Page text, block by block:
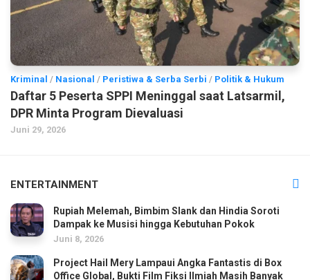
Kriminal / Nasional / Peristiwa & Serba Serbi / Politik & Hukum
Daftar 5 Peserta SPPI Meninggal saat Latsarmil,
DPR Minta Program Dievaluasi
Juni 29, 2026
ENTERTAINMENT
Rupiah Melemah, Bimbim Slank dan Hindia Soroti
Dampak ke Musisi hingga Kebutuhan Pokok
Juni 8, 2026
Project Hail Mery Lampaui Angka Fantastis di Box
Office Global, Bukti Film Fiksi Ilmiah Masih Banyak